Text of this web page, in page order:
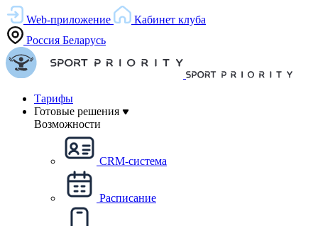
Web-приложение
Кабинет клуба
Россия Беларусь
Тарифы
Готовые решения
Возможности
CRM-система
Расписание